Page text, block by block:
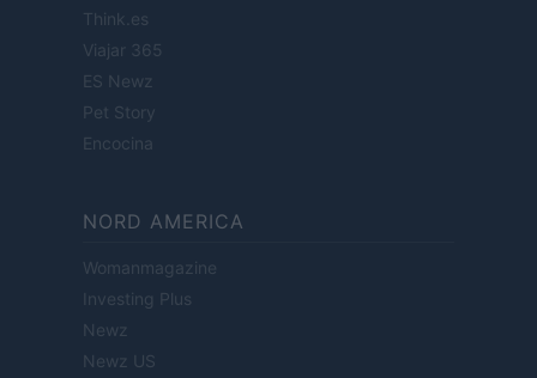
Think.es
Viajar 365
ES Newz
Pet Story
Encocina
NORD AMERICA
Womanmagazine
Investing Plus
Newz
Newz US